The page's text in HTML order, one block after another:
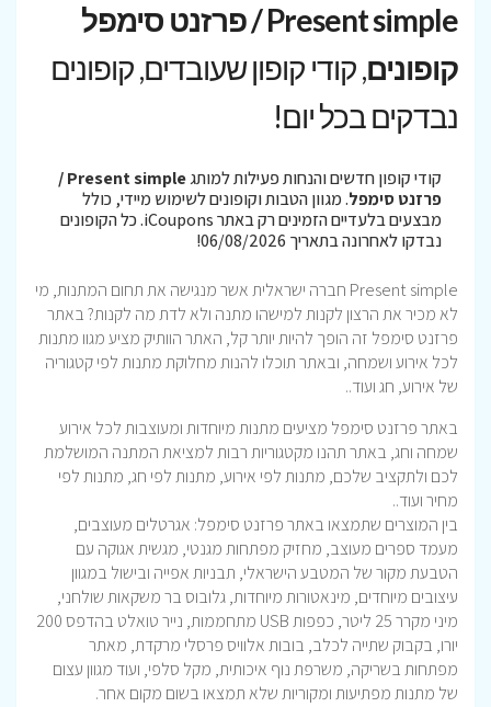
Present simple / פרזנט סימפל
קופונים, קודי קופון שעובדים, קופונים
נבדקים בכל יום!
קודי קופון חדשים והנחות פעילות למותג
Present simple /
פרזנט סימפל. מגוון הטבות וקופונים לשימוש מיידי, כולל
מבצעים בלעדיים הזמינים רק באתר iCoupons. כל הקופונים
נבדקו לאחרונה בתאריך 06/08/2026!
Present simple חברה ישראלית אשר מנגישה את תחום המתנות, מי
לא מכיר את הרצון לקנות למישהו מתנה ולא לדת מה לקנות? באתר
פרזנט סימפל זה הופך להיות יותר קל, האתר הוותיק מציע מגוו מתנות
לכל אירוע ושמחה, ובאתר תוכלו להנות מחלוקת מתנות לפי קטגוריה
של אירוע, חג ועוד..
באתר פרזנט סימפל מציעים מתנות מיוחדות ומעוצבות לכל אירוע
שמחה וחג, באתר תהנו מקטגוריות רבות למציאת המתנה המושלמת
לכם ולתקציב שלכם, מתנות לפי אירוע, מתנות לפי חג, מתנות לפי
מחיר ועוד..
בין המוצרים שתמצאו באתר פרזנט סימפל: אגרטלים מעוצבים,
מעמד ספרים מעוצב, מחזיק מפתחות מגנטי, מגשית אגוקה עם
הטבעת מקור של המטבע הישראלי, תבניות אפייה ובישול במגוון
עיצובים מיוחדים, מינאטורות מיוחדות, גלובוס בר משקאות שולחני,
מיני מקרר 25 ליטר, כפפות USB מתחממות, נייר טואלט בהדפס 200
יורו, בקבוק שתייה לכלב, בובות אלוויס פרסלי מרקדת, מאתר
מפתחות בשריקה, משרפת נוף איכותית, מקל סלפי, ועוד מגוון עצום
של מתנות מפתיעות ומקוריות שלא תמצאו בשום מקום אחר.